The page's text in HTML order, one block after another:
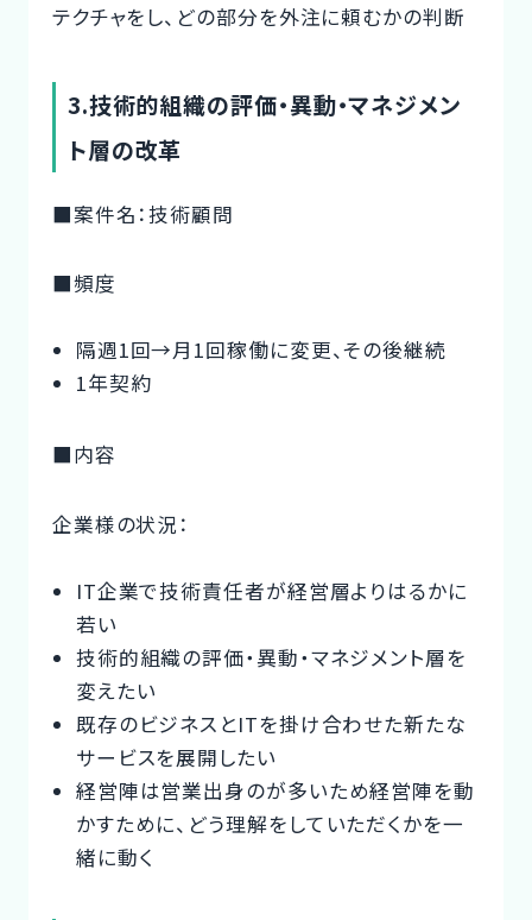
テクチャをし、どの部分を外注に頼むかの判断
3.技術的組織の評価・異動・マネジメン
ト層の改革
■案件名：技術顧問
■頻度
隔週1回→月1回稼働に変更、その後継続
1年契約
■内容
企業様の状況：
IT企業で技術責任者が経営層よりはるかに
若い
技術的組織の評価・異動・マネジメント層を
変えたい
既存のビジネスとITを掛け合わせた新たな
サービスを展開したい
経営陣は営業出身のが多いため経営陣を動
かすために、どう理解をしていただくかを一
緒に動く